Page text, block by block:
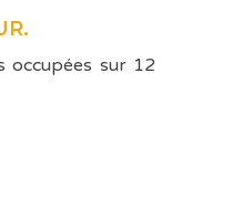
occupées sur 12